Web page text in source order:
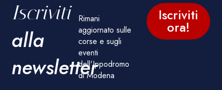
Iscriviti
alla
newsletter
Rimani
aggiornato sulle
corse e sugli
eventi
dell'Ippodromo
di Modena
Iscriviti
ora!